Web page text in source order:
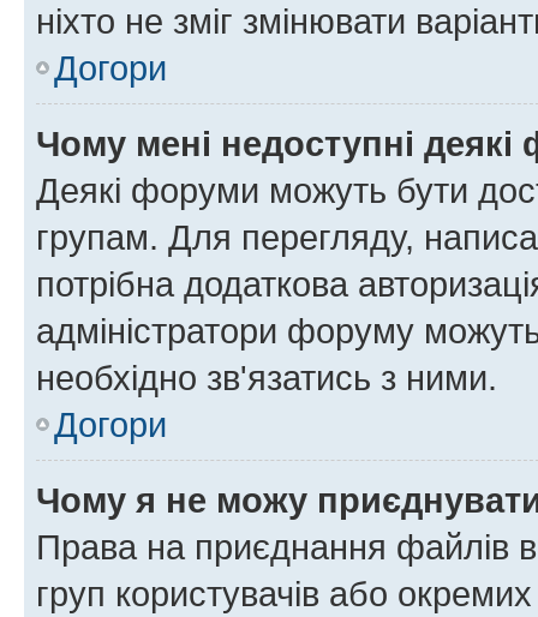
ніхто не зміг змінювати
Догори
Чому мені недоступні
Деякі форуми можуть бути
групам. Для перегляду,
потрібна додаткова
адміністратори форуму
необхідно зв'язатись з ними.
Догори
Чому я не можу
Права на приєднання файлів
груп користувачів або